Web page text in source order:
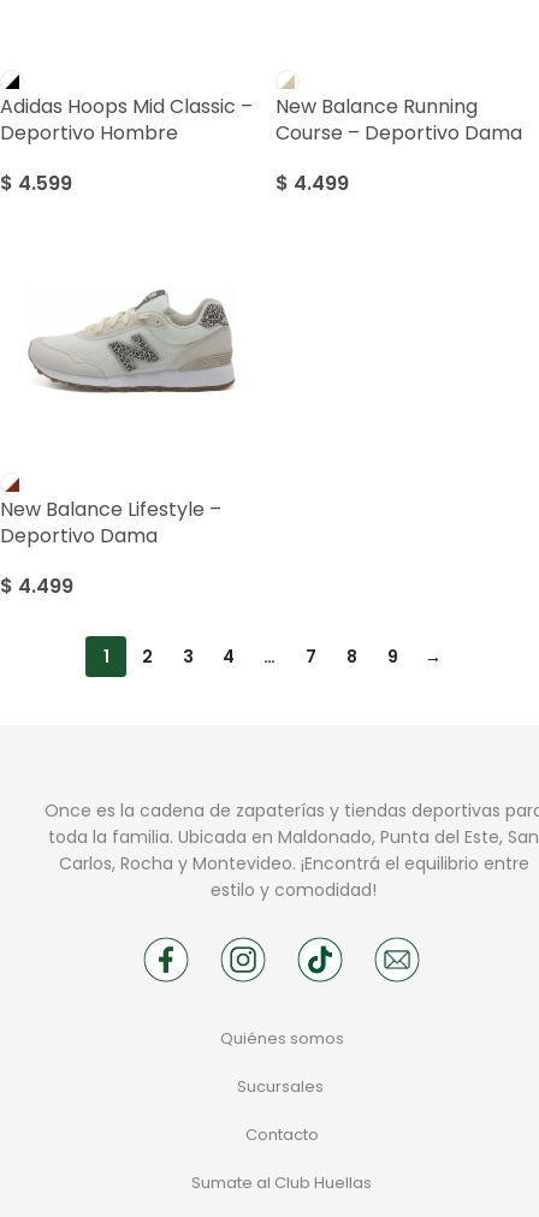
Adidas Hoops Mid Classic –
Deportivo Hombre
$ 4.599
New Balance Running
Course – Deportivo Dama
$ 4.499
New Balance Lifestyle –
Deportivo Dama
$ 4.499
1 2 3 4 … 7 8 9 →
Once es la cadena de zapaterías y tiendas deportivas
toda la familia. Ubicada en Maldonado, Punta del Este, San
Carlos, Rocha y Montevideo. ¡Encontrá el equilibrio entre
estilo y comodidad!
Quiénes somos
Sucursales
Contacto
Sumate al Club Huellas